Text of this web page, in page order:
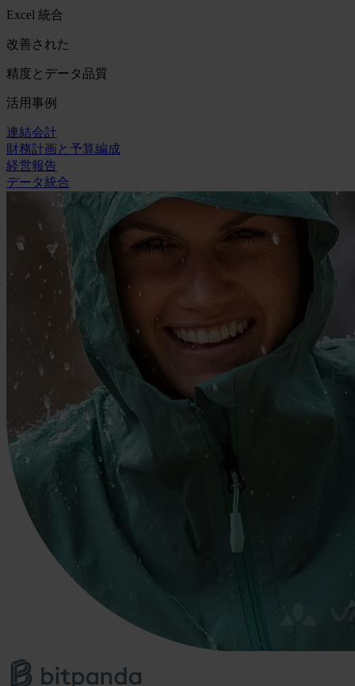
Excel 統合
改善された
精度とデータ品質
活用事例
連結会計
財務計画と予算編成
経営報告
データ統合